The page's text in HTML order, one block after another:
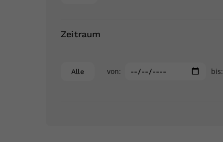
Zeitraum
Alle von: bis: